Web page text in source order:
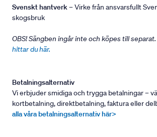
Svenskt hantverk– Virke från ansvarsfullt
skogsbruk
OBS! Sängben ingår inte och köpes till separat.
hittar du här.
Betalningsalternativ
Vi erbjuder smidiga och trygga betalningar –
kortbetalning, direktbetalning, faktura eller
alla våra betalningsalternativ här>